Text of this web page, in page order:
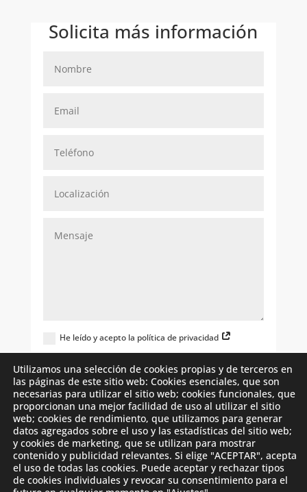
Solicita más información
He leído y acepto la política de privacidad
wellisairpurificadordeaire.es
Enviar
Utilizamos una selección de cookies propias y de terceros en
las páginas de este sitio web: Cookies esenciales, que son
necesarias para utilizar el sitio web; cookies funcionales, que
proporcionan una mejor facilidad de uso al utilizar el sitio
web; cookies de rendimiento, que utilizamos para generar
datos agregados sobre el uso y las estadísticas del sitio web;
y cookies de marketing, que se utilizan para mostrar
contenido y publicidad relevantes. Si elige "ACEPTAR", acepta
el uso de todas las cookies. Puede aceptar y rechazar tipos
de cookies individuales y revocar su consentimiento para el